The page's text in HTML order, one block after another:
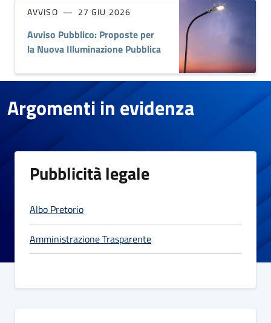
AVVISO 27 GIU 2026
Avviso Pubblico: Proposte per
la Nuova Illuminazione Pubblica
Argomenti in evidenza
Pubblicità legale
Albo Pretorio
Amministrazione Trasparente